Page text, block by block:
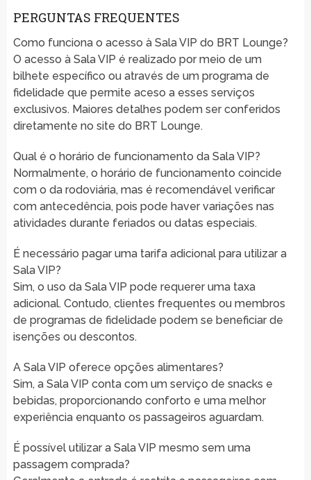
PERGUNTAS FREQUENTES
Como funciona o acesso à Sala VIP do BRT Lounge?
O acesso à Sala VIP é realizado por meio de um
bilhete específico ou através de um programa de
fidelidade que permite aceso a esses serviços
exclusivos. Maiores detalhes podem ser conferidos
diretamente no site do BRT Lounge.
Qual é o horário de funcionamento da Sala VIP?
Normalmente, o horário de funcionamento coincide
com o da rodoviária, mas é recomendável verificar
com antecedência, pois pode haver variações nas
atividades durante feriados ou datas especiais.
É necessário pagar uma tarifa adicional para utilizar a
Sala VIP?
Sim, o uso da Sala VIP pode requerer uma taxa
adicional. Contudo, clientes frequentes ou membros
de programas de fidelidade podem se beneficiar de
isenções ou descontos.
A Sala VIP oferece opções alimentares?
Sim, a Sala VIP conta com um serviço de snacks e
bebidas, proporcionando conforto e uma melhor
experiência enquanto os passageiros aguardam.
É possível utilizar a Sala VIP mesmo sem uma
passagem comprada?